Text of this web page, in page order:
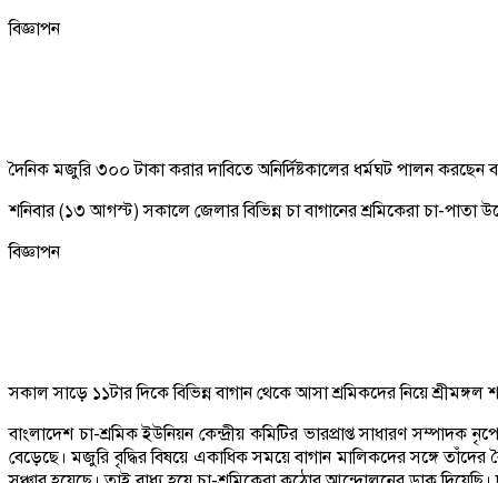
বিজ্ঞাপন
দৈনিক মজুরি ৩০০ টাকা করার দাবিতে অনির্দিষ্টকালের ধর্মঘট পালন
শনিবার (১৩ আগস্ট) সকালে জেলার বিভিন্ন চা বাগানের শ্রমিকেরা চা-
বিজ্ঞাপন
সকাল সাড়ে ১১টার দিকে বিভিন্ন বাগান থেকে আসা শ্রমিকদের নিয়ে
বাংলাদেশ চা-শ্রমিক ইউনিয়ন কেন্দ্রীয় কমিটির ভারপ্রাপ্ত সাধারণ সম্পাদক
বেড়েছে। মজুরি বৃদ্ধির বিষয়ে একাধিক সময়ে বাগান মালিকদের সঙ্গে